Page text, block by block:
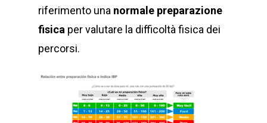
riferimento una normale preparazione
fisica per valutare la difficoltà fisica dei
percorsi.